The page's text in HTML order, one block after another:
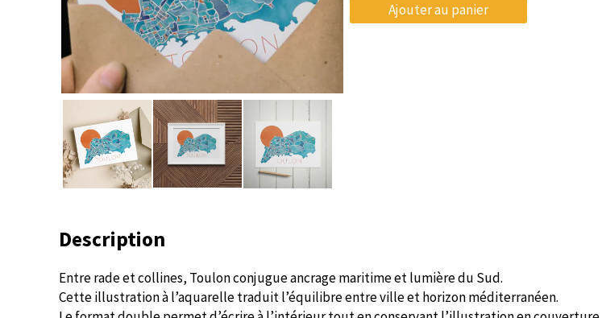
Ajouter au panier
Description
Entre rade et collines, Toulon conjugue ancrage maritime et lumière du Sud.
Cette illustration à l’aquarelle traduit l’équilibre entre ville et horizon méditerranéen.